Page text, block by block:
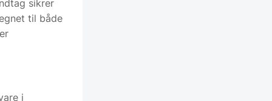
sikrer
til både
i